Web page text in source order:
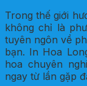
Trong thế giới
không chỉ là
tuyên ngôn về
bạn. In Hoa
hoa chuyên
ngay từ lần gặp